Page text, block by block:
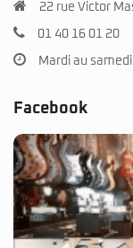
22 rue Victor
01 40 16 01 20
Mardi au
Facebook